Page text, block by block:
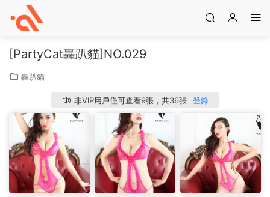
[PartyCat轟趴貓]NO.029
轟趴貓
非VIP用戶僅可查看9張，共36張 登錄